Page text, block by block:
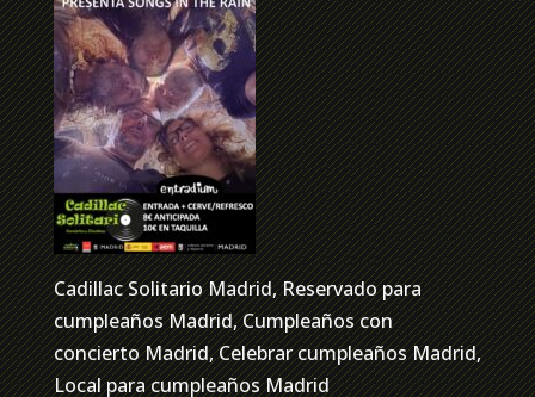
Cadillac Solitario Madrid, Reservado para
cumpleaños Madrid, Cumpleaños con
concierto Madrid, Celebrar cumpleaños Madrid,
Local para cumpleaños Madrid